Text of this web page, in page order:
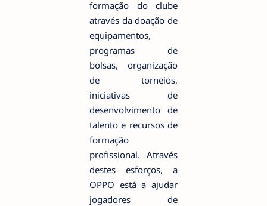
formação do clube
através da doação de
equipamentos,
programas de
bolsas, organização
de torneios,
iniciativas de
desenvolvimento de
talento e recursos de
formação
profissional. Através
destes esforços, a
OPPO está a ajudar
jogadores de